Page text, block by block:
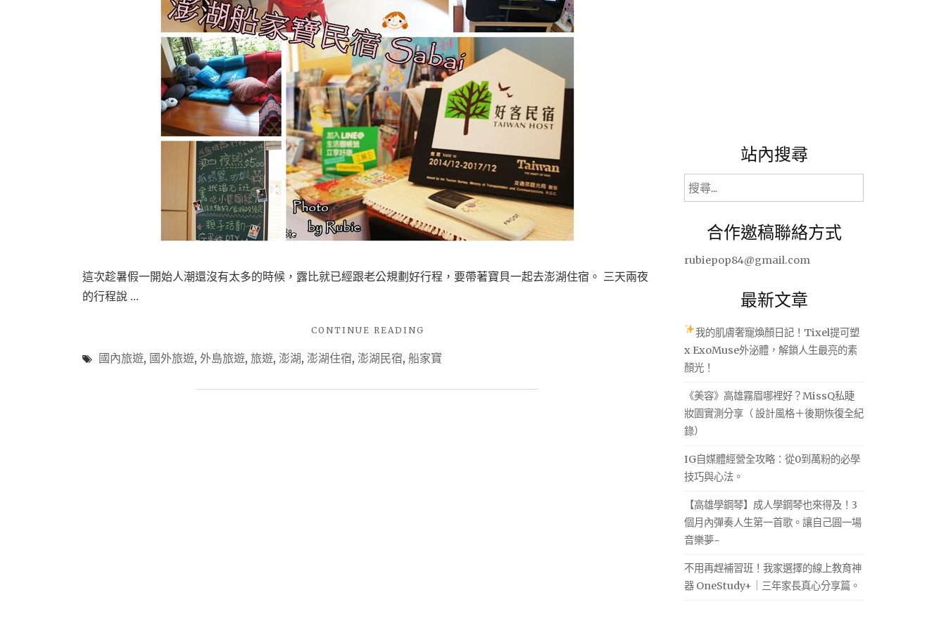
這次趁暑假一開始人潮還沒有太多的時候，露比就已經跟老公規劃好行程，要帶著寶貝一起去澎湖住宿。 三天兩夜
的行程說 …
CONTINUE READING
住
澎
國內旅遊, 國外旅遊, 外島旅遊, 旅遊, 澎湖, 澎湖住宿, 澎湖民宿, 船家寶
站內搜尋
搜
尋
合作邀稿聯絡方式
rubiepop84@gmail.com
最新文章
我的肌膚奢寵煥顏日記！Tixel提可塑
x ExoMuse外泌體，解鎖人生最亮的素
顏光！
《美容》高雄霧眉哪裡好？MissQ私睫
妝園實測分享（ 設計風格＋後期恢復全紀
錄）
IG自媒體經營全攻略：從0到萬粉的必學
技巧與心法。
【高雄學鋼琴】成人學鋼琴也來得及！3
個月內彈奏人生第一首歌。讓自己圓一場
音樂夢~
不用再趕補習班！我家選擇的線上教育神
器 OneStudy+｜三年家長真心分享篇。